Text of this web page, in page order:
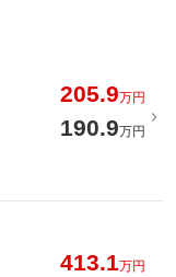
205.9万円
190.9万円
413.1万円